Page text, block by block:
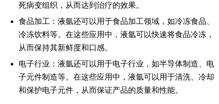
死病变组织，从而达到治疗的效果。
食品加工 ：液氩还可以用于食品加工领域，如冷冻食品、
冷冻饮料等。在这些应用中，液氩可以快速将食品冷冻，
从而保持其新鲜度和口感。
电子行业 ：液氩还可以用于电子行业，如半导体制造、电
子元件制造等。在这些应用中，液氩可以用于清洗、冷却
和保护电子元件，从而保证产品的质量和性能。